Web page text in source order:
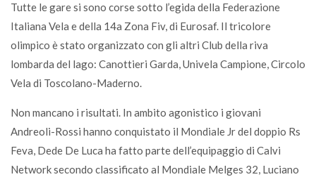
Tutte le gare si sono corse sotto l’egida della Federazione
Italiana Vela e della 14a Zona Fiv, di Eurosaf. Il tricolore
olimpico è stato organizzato con gli altri Club della riva
lombarda del lago: Canottieri Garda, Univela Campione, Circolo
Vela di Toscolano-Maderno.
Non mancano i risultati. In ambito agonistico i giovani
Andreoli-Rossi hanno conquistato il Mondiale Jr del doppio Rs
Feva, Dede De Luca ha fatto parte dell’equipaggio di Calvi
Network secondo classificato al Mondiale Melges 32, Luciano